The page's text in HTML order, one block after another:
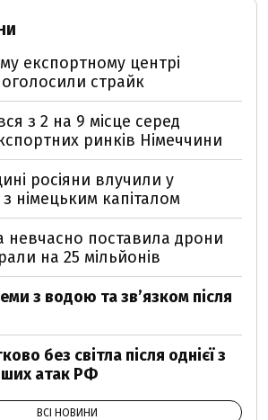
експортному центрі
оголосили страйк
з 2 на 9 місце серед
ринків Німеччини
росіяни влучили у
німецьким капіталом
невчасно поставила дрони
на 25 мільйонів
з водою та звʼязком після
без світла після однієї з
атак РФ
ВСІ НОВИНИ